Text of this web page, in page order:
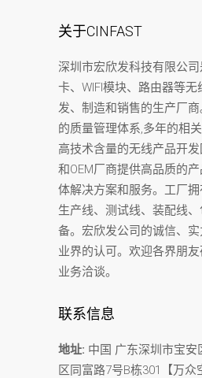
关于CINFAST
深圳市宏欣发科技有限公司
卡、WIFI模块、路由器等
发、制造和销售的生产厂
的质量管理体系,多年的相
高技术含量的无线产品开
和OEM厂商提供高品质的
体解决方案和服务。工厂
生产线、测试线、装配线
备。宏欣发公司的诚信、
业界的认可。欢迎各界朋
业务洽谈。
联系信息
地址: 中国 广东深圳市宝安
区同富路7号B栋301【万众